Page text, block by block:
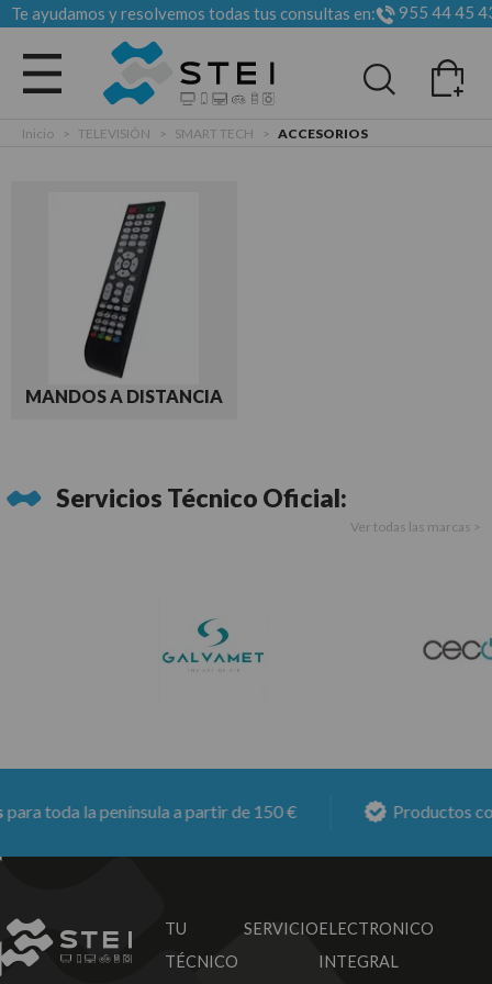
Te ayudamos y resolvemos todas tus consultas en: 955 44 45
Todas las categorias
Inicio > TELEVISIÓN > SMART TECH > ACCESORIOS
MANDOS A DISTANCIA
Servicios Técnico Oficial:
Ver todas las marcas >
toda la península a partir de 150 € Productos con
TU SERVICIO
TÉCNICO
ELECTRONICO
INTEGRAL